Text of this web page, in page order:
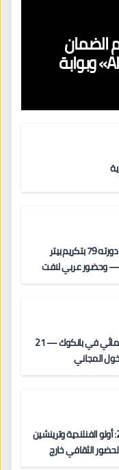
الضمان
الاجتماعي تلقائياً عبر «AIMA» وبوابة
مهرجان كان السينمائي يفتتح دورته 79 بتكريم بيتر
— وحضور عربي لافت
مهرجان الاتحاد الأوروبي السينمائي في بانكوك — 21
عاصمتا الثقافة الأوروبية 2026: أولو الفنلندية وترينشين
الثقافي خارج